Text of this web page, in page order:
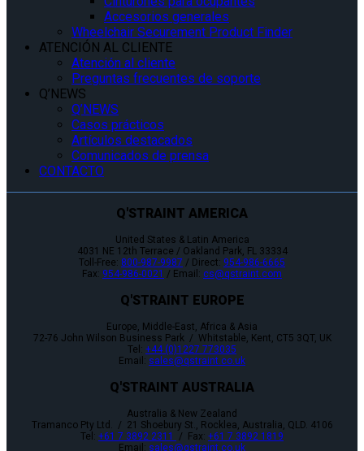
Accesorios generales
Wheelchair Securement Product Finder
ATENCIÓN AL CLIENTE
Atención al cliente
Preguntas frecuentes de soporte
Q’NEWS
Q’NEWS
Casos prácticos
Artículos destacados
Comunicados de prensa
CONTACTO
Q'STRAINT AMERICA
United States & Latin America
4031 NE 12th Terrace / Oakland Park, FL 33334
Toll-Free: 800-987-9987 / Direct: 954-986-6665
Fax: 954-986-0021 / Email: cs@qstraint.com
Q'STRAINT EUROPE
Europe, Middle-East, Africa & Asia
72-76 John Wilson Business Park / Whitstable, Kent, CT5 3QT, UK
Tel: +44 (0)1227 773035
Email: sales@qstraint.co.uk
Q'STRAINT AUSTRALIA
Australia & New Zealand
Tramanco Pty Ltd. / 21 Shoebury St., Rocklea, Australia, QLD. 4106
Tel: +61 7 3892 2311 / Fax: +61 7 3892 1819
Email: sales@qstraint.co.uk